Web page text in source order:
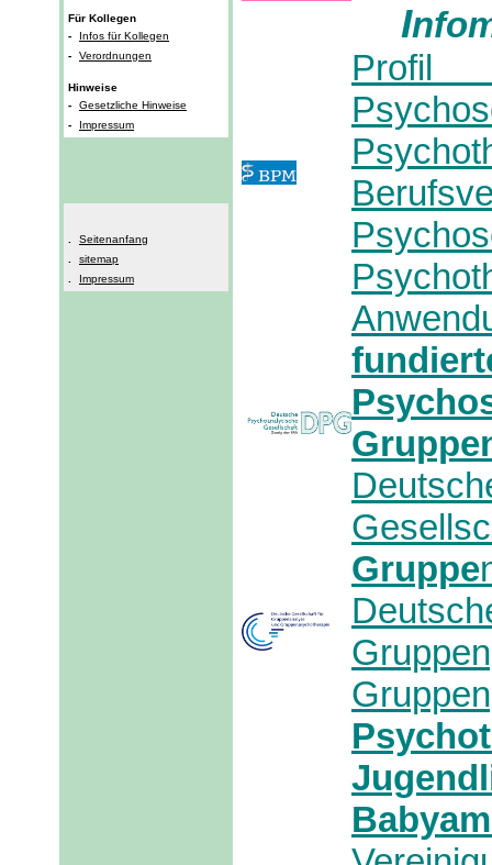
Für Kollegen
-
Infos für Kollegen
-
Verordnungen
Hinweise
-
Gesetzliche Hinweise
-
Impressum
Seitenanfang
sitemap
Impressum
I
Gruppe